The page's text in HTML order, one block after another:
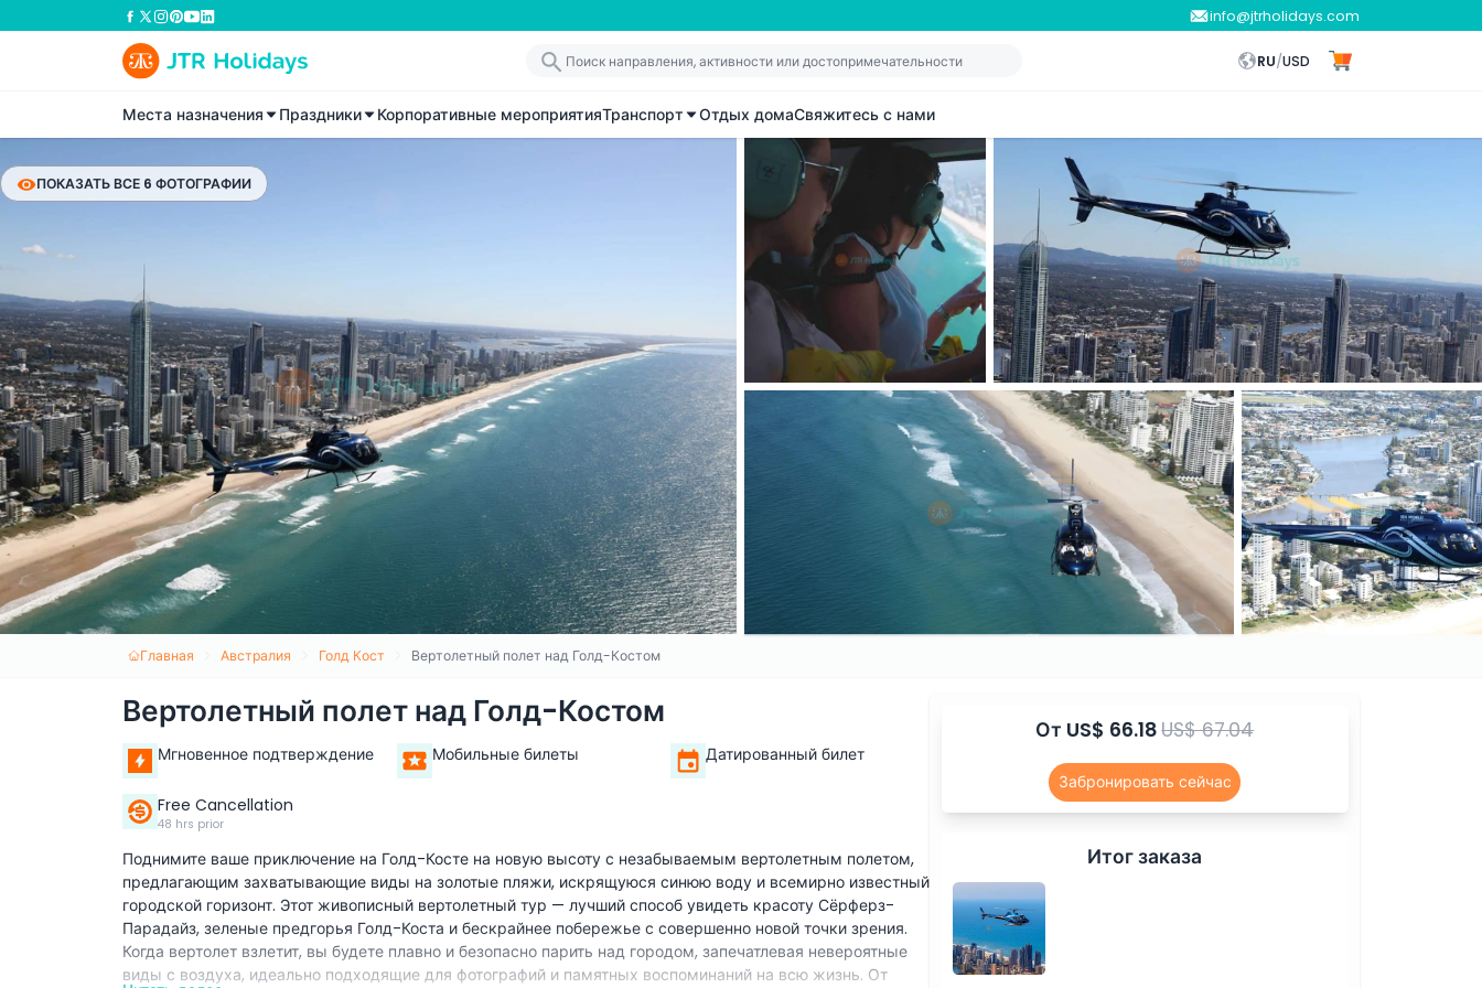
info@jtrholidays.com
RU/USD
Места назначения Праздники Корпоративные мероприятияТранспорт Отдых домаСвяжитесь с нами
ПОКАЗАТЬ ВСЕ 6 ФОТОГРАФИИ
Главная Австралия Голд Кост Вертолетный полет над Голд-Костом
Вертолетный полет над Голд-Костом
Мгновенное подтверждение Мобильные билеты Датированный билет
Free Cancellation
48 hrs prior
Поднимите ваше приключение на Голд-Косте на новую высоту с незабываемым вертолетным полетом,
предлагающим захватывающие виды на золотые пляжи, искрящуюся синюю воду и всемирно известный
городской горизонт. Этот живописный вертолетный тур — лучший способ увидеть красоту Сёрферз-
Парадайз, зеленые предгорья Голд-Коста и бескрайнее побережье с совершенно новой точки зрения.
Когда вертолет взлетит, вы будете плавно и безопасно парить над городом, запечатлевая невероятные
виды с воздуха, идеально подходящие для фотографий и памятных воспоминаний на всю жизнь. От
От US$ 66.18US$ 67.04
Забронировать сейчас
Итог заказа